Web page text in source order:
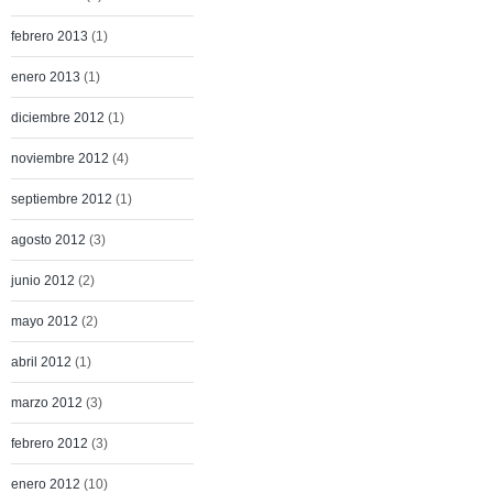
febrero 2013 (1)
enero 2013 (1)
diciembre 2012 (1)
noviembre 2012 (4)
septiembre 2012 (1)
agosto 2012 (3)
junio 2012 (2)
mayo 2012 (2)
abril 2012 (1)
marzo 2012 (3)
febrero 2012 (3)
enero 2012 (10)